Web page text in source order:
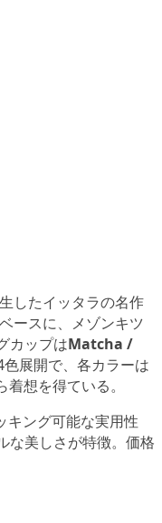
したイッタラの名作
ースに、メゾンキツ
カップはMatcha /
色展開で、各カラーは
想を得ている。
キング可能な実用性
な美しさが特徴。価格